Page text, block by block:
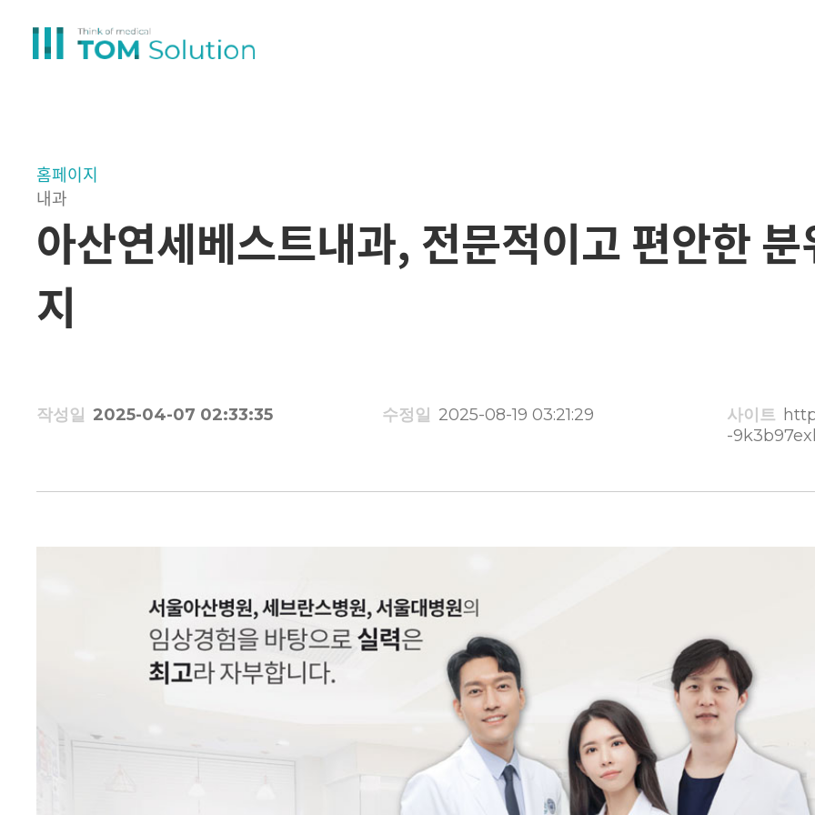
홈페이지
내과
아산연세베스트내과, 전문적이고 편안한
지
작성일 2025-04-07 02:33:35 수정일 2025-08-19 03:21:29 사이트
-